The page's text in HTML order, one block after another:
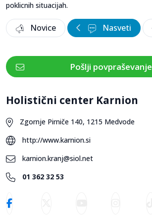
poklicnih situacijah.
Novice Nasveti
Pošlji povpraševanje
Holistični center Karnion
Zgornje Pirniče 140, 1215 Medvode
http://www.karnion.si
karnion.kranj@siol.net
01 362 32 53